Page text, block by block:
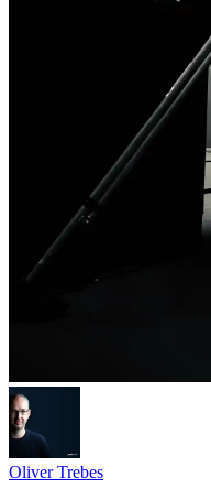
Oliver Trebes